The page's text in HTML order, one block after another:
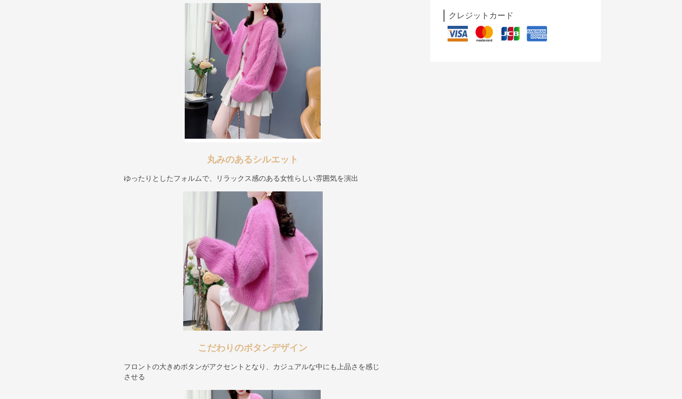
丸みのあるシルエット
ゆったりとしたフォルムで、リラックス感のある女性らしい雰囲気を演出
こだわりのボタンデザイン
フロントの大きめボタンがアクセントとなり、カジュアルな中にも上品さを感じ
させる
クレジットカード